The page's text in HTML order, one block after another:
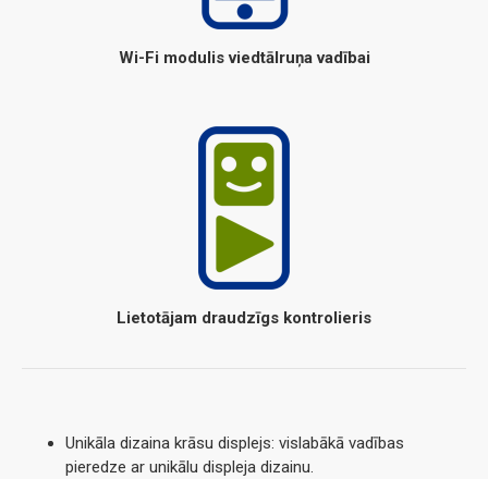
Wi-Fi modulis viedtālruņa vadībai
Lietotājam draudzīgs kontrolieris
Unikāla dizaina krāsu displejs: vislabākā vadības
pieredze ar unikālu displeja dizainu.